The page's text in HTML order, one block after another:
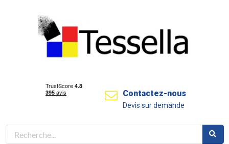
Contactez-nous
Devis sur demande